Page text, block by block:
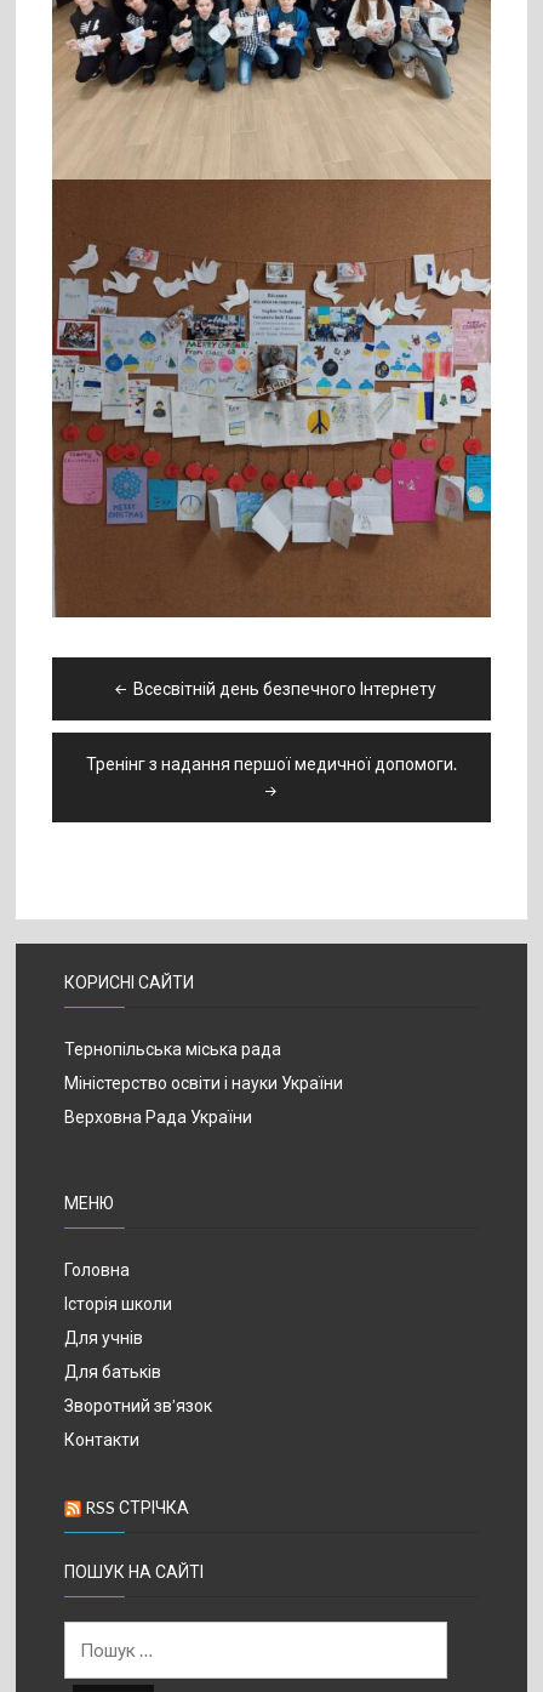
записівВсесвітній день безпечного Інтернету
Тренінг з надання першої медичної допомоги.
КОРИСНІ САЙТИ
Тернопільська міська рада
Міністерство освіти і науки України
Верховна Рада України
МЕНЮ
Головна
Історія школи
Для учнів
Для батьків
Зворотний зв’язок
Контакти
RSS СТРІЧКА
ПОШУК НА САЙТІ